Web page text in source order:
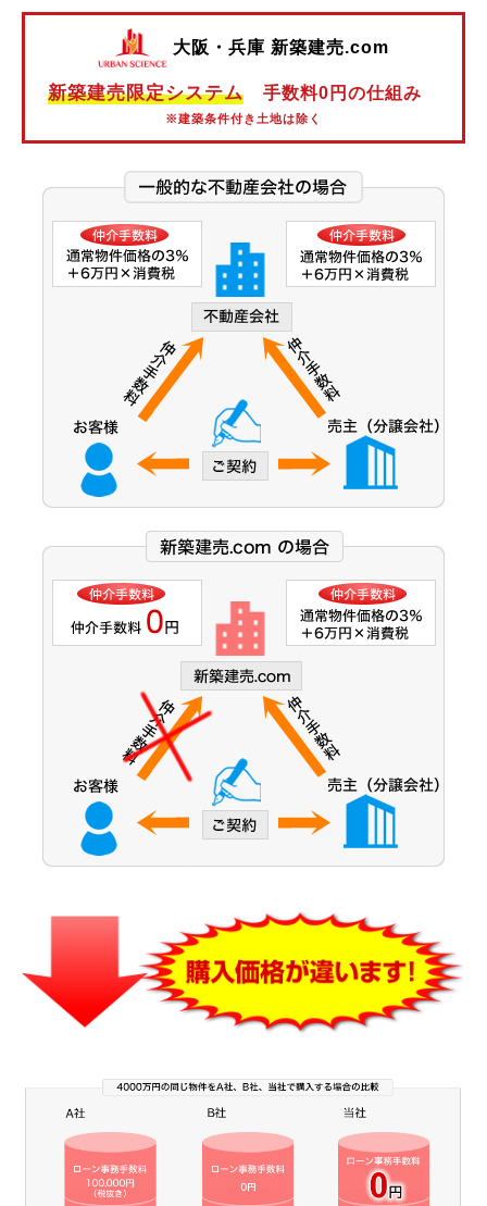
阪急千里線
阪神本線
阪神なんば線
北大阪急行電鉄
能勢電鉄
大阪市営谷町線
大阪市営中央線
大阪モノレール線
大阪モノレール彩都線
大阪市営今里筋線
大阪・兵庫 新築建売.com
新築建売限定システム 手数料0円の仕組み
※建築条件付き土地は除く